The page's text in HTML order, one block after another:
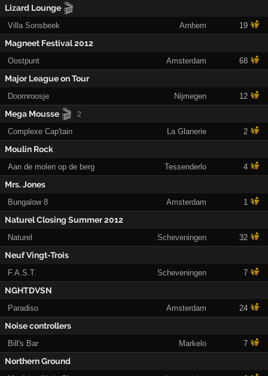
Lizard Lounge 🎬
Villa Sonsbeek Arnhem 19
Magneet Festival 2012
Oostpunt Amsterdam 68
Major League on Tour
Doornroosje Nijmegen 12
Mega Mousse 🎬 2
Complexe Cap'tain La Glanerie 2
Moulin Rock
Aan de molen op de berg Tessenderlo 4
Mrs. Jones
Bungalow 8 Amsterdam 1
Naturel Closing Summer 2012
Naturel Scheveningen 32
Neuf Vingt-Trois
F.A.S.T. Scheveningen 7
NGHTDVSN
Paradiso Amsterdam 24
Noise controllers
Bill's Bar Markelo 7
Northern Ground